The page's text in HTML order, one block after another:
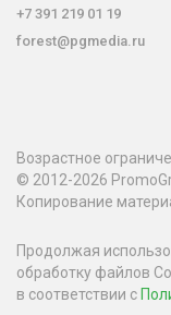
+7 391 219 01 19
forest@pgmedia.ru
Возрастное
© 2012-2026
Копирование
Продолжая
обработку файлов
в соответствии с